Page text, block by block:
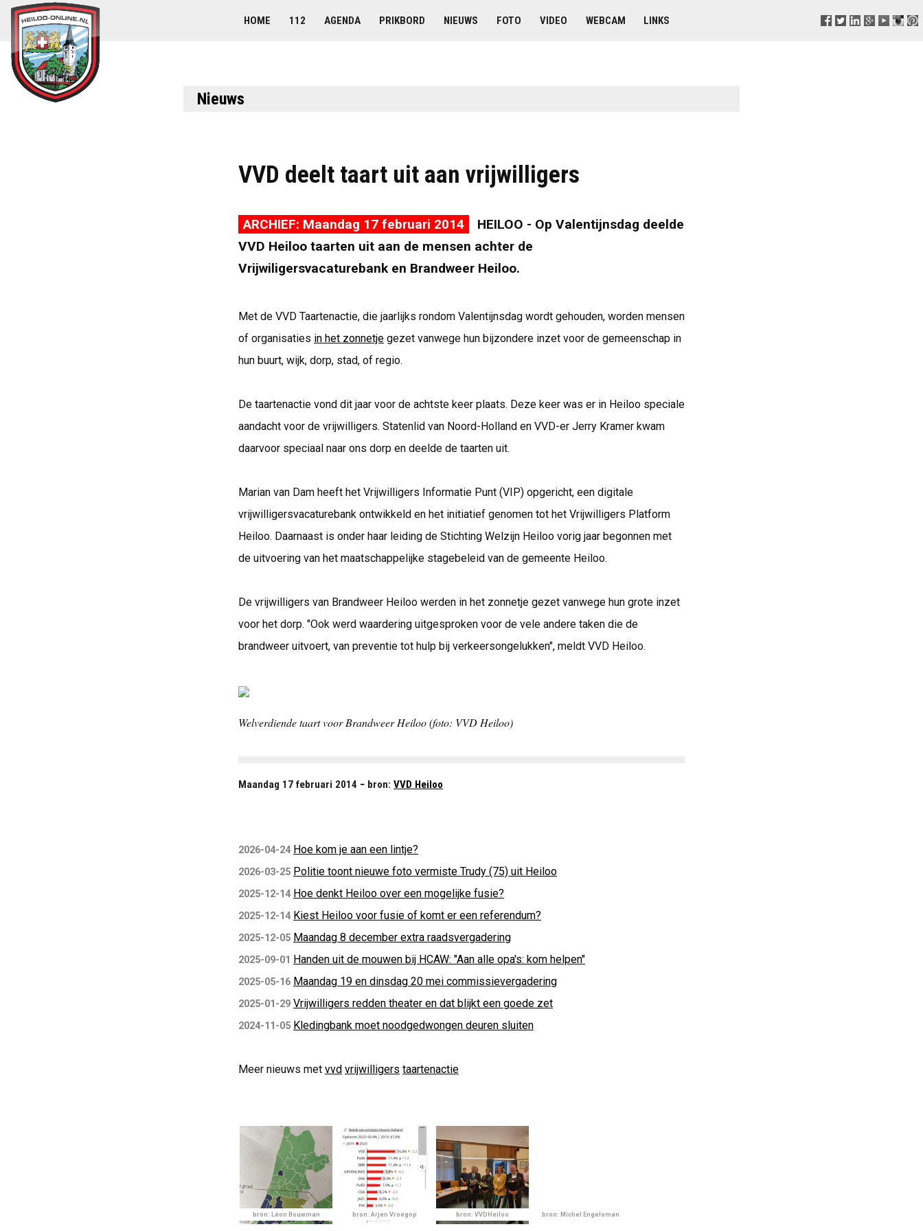
HOME 112 AGENDA PRIKBORD NIEUWS FOTO VIDEO WEBCAM LINKS
Nieuws
VVD deelt taart uit aan vrijwilligers
ARCHIEF: Maandag 17 februari 2014
HEILOO - Op Valentijnsdag deelde
VVD Heiloo taarten uit aan de mensen achter de
Vrijwiligersvacaturebank en Brandweer Heiloo.
Met de VVD Taartenactie, die jaarlijks rondom Valentijnsdag wordt gehouden, worden mensen
of organisaties in het zonnetje gezet vanwege hun bijzondere inzet voor de gemeenschap in
hun buurt, wijk, dorp, stad, of regio.
De taartenactie vond dit jaar voor de achtste keer plaats. Deze keer was er in Heiloo speciale
aandacht voor de vrijwilligers. Statenlid van Noord-Holland en VVD-er Jerry Kramer kwam
daarvoor speciaal naar ons dorp en deelde de taarten uit.
Marian van Dam heeft het Vrijwilligers Informatie Punt (VIP) opgericht, een digitale
vrijwilligersvacaturebank ontwikkeld en het initiatief genomen tot het Vrijwilligers Platform
Heiloo. Daarnaast is onder haar leiding de Stichting Welzijn Heiloo vorig jaar begonnen met
de uitvoering van het maatschappelijke stagebeleid van de gemeente Heiloo.
De vrijwilligers van Brandweer Heiloo werden in het zonnetje gezet vanwege hun grote inzet
voor het dorp. "Ook werd waardering uitgesproken voor de vele andere taken die de
brandweer uitvoert, van preventie tot hulp bij verkeersongelukken", meldt VVD Heiloo.
Welverdiende taart voor Brandweer Heiloo (foto: VVD Heiloo)
Maandag 17 februari 2014 − bron: VVD Heiloo
2026-04-24 Hoe kom je aan een lintje?
2026-03-25 Politie toont nieuwe foto vermiste Trudy (75) uit Heiloo
2025-12-14 Hoe denkt Heiloo over een mogelijke fusie?
2025-12-14 Kiest Heiloo voor fusie of komt er een referendum?
2025-12-05 Maandag 8 december extra raadsvergadering
2025-09-01 Handen uit de mouwen bij HCAW: "Aan alle opa's: kom helpen"
2025-05-16 Maandag 19 en dinsdag 20 mei commissievergadering
2025-01-29 Vrijwilligers redden theater en dat blijkt een goede zet
2024-11-05 Kledingbank moet noodgedwongen deuren sluiten
Meer nieuws met vvd vrijwilligers taartenactie
bron: Léon Bouwman bron: Arjen Vroegop bron: VVDHeiloo bron: Michel Engelsman